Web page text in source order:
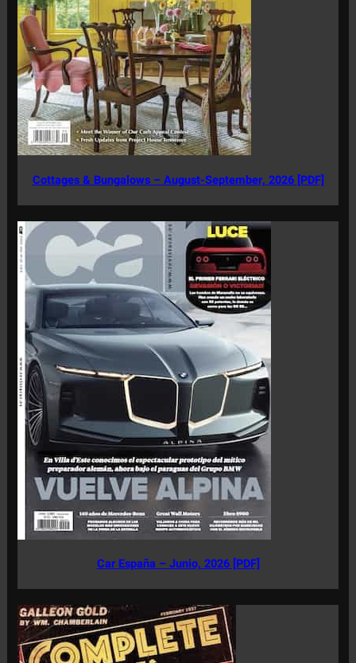
Cottages & Bungalows – August-September, 2026 [PDF]
Car España – Junio, 2026 [PDF]